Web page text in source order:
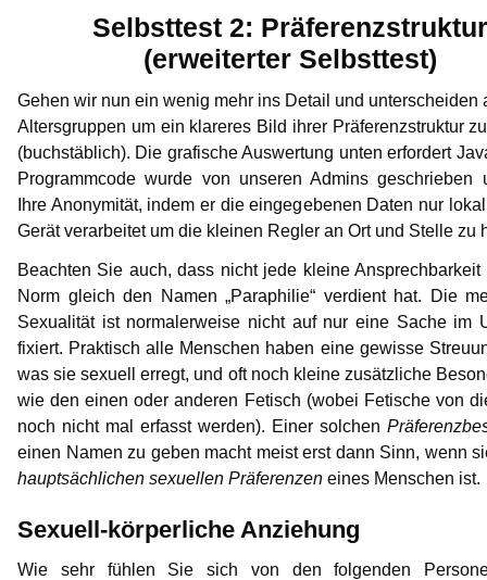
Selbsttest 2: Präferenzstruktur
(erweiterter Selbsttest)
Gehen wir nun ein wenig mehr ins Detail und unterscheiden
Altersgruppen um ein klareres Bild ihrer Präferenzstruktur
(buchstäblich). Die grafische Auswertung unten erfordert
Programmcode wurde von unseren Admins geschrieben
Ihre Anonymität, indem er die eingegebenen Daten nur
Gerät verarbeitet um die kleinen Regler an Ort und Stelle zu
Beachten Sie auch, dass nicht jede kleine Ansprechbarkeit
Norm gleich den Namen „Paraphilie“ verdient hat. Die
Sexualität ist normalerweise nicht auf nur eine Sache im
fixiert. Praktisch alle Menschen haben eine gewisse
was sie sexuell erregt, und oft noch kleine zusätzliche
wie den einen oder anderen Fetisch (wobei Fetische von
noch nicht mal erfasst werden). Einer solchen
einen Namen zu geben macht meist erst dann Sinn, wenn
hauptsächlichen sexuellen Präferenzen eines Menschen ist.
Sexuell-körperliche Anziehung
Wie sehr fühlen Sie sich von den folgenden